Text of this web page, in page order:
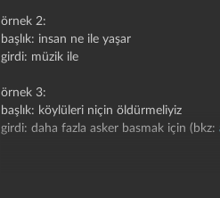
örnek 2:
başlık: insan ne ile yaşar
girdi: müzik ile
örnek 3:
başlık: köylüleri niçin öldürmeliyiz
girdi: daha fazla asker basmak için (bkz: